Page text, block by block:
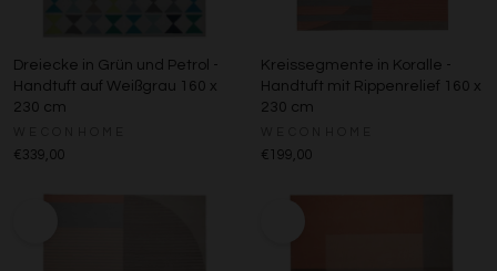
Dreiecke in Grün und Petrol -
Handtuft auf Weißgrau 160 x
230 cm
€339,00
Kreissegmente in Koralle -
Handtuft mit Rippenrelief 160 x
230 cm
€199,00